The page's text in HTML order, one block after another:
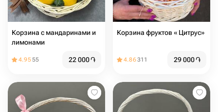
Корзина с мандаринами и
лимонами
4.9555 22 000֏
Корзина фруктов « Цитрус»
4.86311 29 000֏